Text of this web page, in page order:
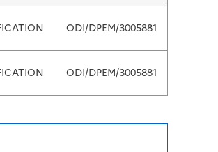
ODI/DPEM/3005881
ODI/DPEM/3005881